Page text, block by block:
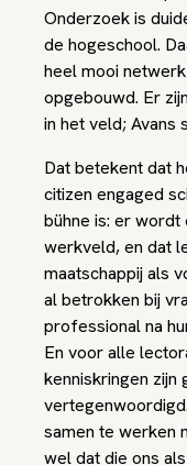
Onderzoek is
de hogeschool.
heel mooi
opgebouwd. Er
in het veld; Avans
Dat betekent dat
citizen engaged
bühne is: er
werkveld, en dat
maatschappij als
al betrokken bij
professional na
En voor alle
kenniskringen zijn
samen te werken
wel dat die ons